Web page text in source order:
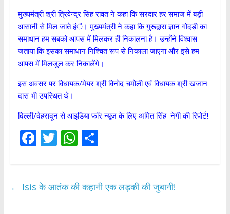
मुख्यमंत्री श्री त्रिवेन्द्र सिंह रावत ने कहा कि सरदार हर समाज में बड़ी
आसानी से मिल जाते हंै। मुख्यमंत्री ने कहा कि गुरूद्वारा ज्ञान गोदड़ी का
समाधान हम सबको आपस में मिलकर ही निकालना है। उन्होंने विश्वास
जताया कि इसका समाधान निश्चित रूप से निकाला जाएगा और इसे हम
आपस में मिलजुल कर निकालेंगे।
इस अवसर पर विधायक/मेयर श्री विनोद चमोली एवं विधायक श्री खजान
दास भी उपस्थित थे।
दिल्ली/देहरादून से आइडिया फॉर न्यूज़ के लिए अमित सिंह नेगी की रिपोर्ट!
F
b
T
er
W
s
S
e
← Isis के आतंक की कहानी एक लड़की की जुबानी!